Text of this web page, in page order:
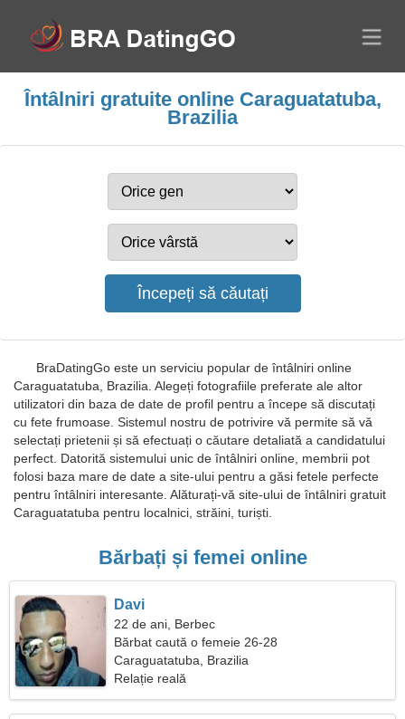
Întâlniri gratuite online Caraguatatuba,
Brazilia
BraDatingGo este un serviciu popular de întâlniri online
Caraguatatuba, Brazilia. Alegeți fotografiile preferate ale altor
utilizatori din baza de date de profil pentru a începe să discutați
cu fete frumoase. Sistemul nostru de potrivire vă permite să vă
selectați prietenii și să efectuați o căutare detaliată a candidatului
perfect. Datorită sistemului unic de întâlniri online, membrii pot
folosi baza mare de date a site-ului pentru a găsi fetele perfecte
pentru întâlniri interesante. Alăturați-vă site-ului de întâlniri gratuit
Caraguatatuba pentru localnici, străini, turiști.
Bărbați și femei online
Davi
22 de ani, Berbec
Bărbat caută o femeie 26-28
Caraguatatuba, Brazilia
Relație reală